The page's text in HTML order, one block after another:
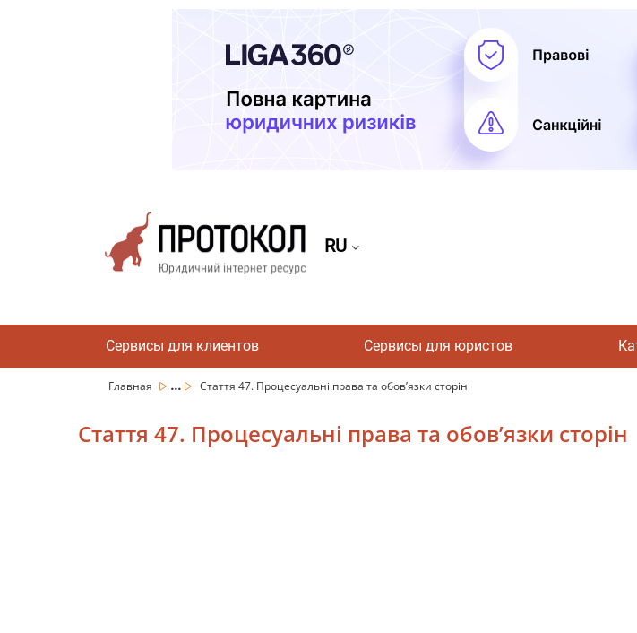
RU
Сервисы для клиентов Сервисы для юристов
Главная ... Стаття 47. Процесуальні права та обов’язки сторін
Стаття 47. Процесуальні права та обов’язки сторін